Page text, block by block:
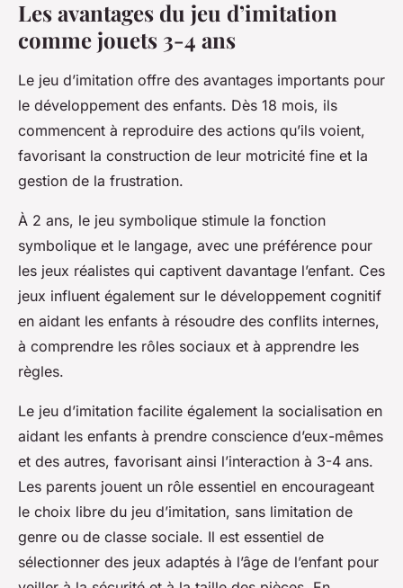
Les avantages du jeu d’imitation
comme jouets 3-4 ans
Le jeu d’imitation offre des avantages importants pour
le développement des enfants. Dès 18 mois, ils
commencent à reproduire des actions qu’ils voient,
favorisant la construction de leur motricité fine et la
gestion de la frustration.
À 2 ans, le jeu symbolique stimule la fonction
symbolique et le langage, avec une préférence pour
les jeux réalistes qui captivent davantage l’enfant. Ces
jeux influent également sur le développement cognitif
en aidant les enfants à résoudre des conflits internes,
à comprendre les rôles sociaux et à apprendre les
règles.
Le jeu d’imitation facilite également la socialisation en
aidant les enfants à prendre conscience d’eux-mêmes
et des autres, favorisant ainsi l’interaction à 3-4 ans.
Les parents jouent un rôle essentiel en encourageant
le choix libre du jeu d’imitation, sans limitation de
genre ou de classe sociale. Il est essentiel de
sélectionner des jeux adaptés à l’âge de l’enfant pour